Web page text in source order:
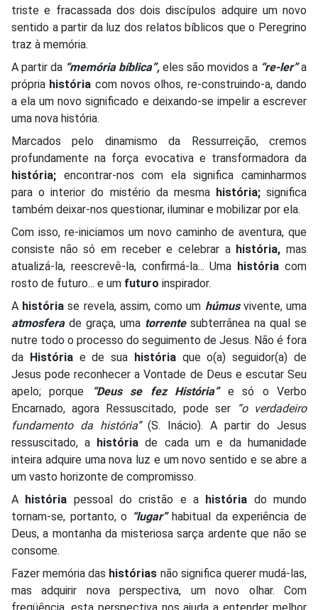
triste e fracassada dos dois discípulos adquire um novo
sentido a partir da luz dos relatos bíblicos que o Peregrino
traz à memória.
A partir da “memória bíblica”, eles são movidos a “re-ler”a
própria história com novos olhos, re-construindo-a, dando
a ela um novo significado e deixando-se impelir a escrever
uma nova história.
Marcados pelo dinamismo da Ressurreição, cremos
profundamente na força evocativa e transformadora da
história; encontrar-nos com ela significa caminharmos
para o interior do mistério da mesma história; significa
também deixar-nos questionar, iluminar e mobilizar por ela.
Com isso, re-iniciamos um novo caminho de aventura, que
consiste não só em receber e celebrar a história, mas
atualizá-la, reescrevê-la, confirmá-la... Uma história com
rosto de futuro... e um futuro inspirador.
A história se revela, assim, como um húmusvivente, uma
atmosferade graça, uma torrentesubterrânea na qual se
nutre todo o processo do seguimento de Jesus. Não é fora
da
Históriae de sua históriaque o(a) seguidor(a) de
Jesus pode reconhecer a Vontade de Deus e escutar Seu
apelo; porque
“Deus se fez História”e só o Verbo
Encarnado, agora Ressuscitado, pode ser
“o verdadeiro
fundamento da história”(S. Inácio). A partir do Jesus
ressuscitado, a
história de cada um e da humanidade
inteira adquire uma nova luz e um novo sentido e se abre a
um vasto horizonte de compromisso.
A
história pessoal do cristão e a história do mundo
tornam-se, portanto, o “lugar”habitual da experiência de
Deus, a montanha da misteriosa sarça ardente que não se
consome.
Fazer memória das histórias não significa querer mudá-las,
mas adquirir nova perspectiva, um novo olhar. Com